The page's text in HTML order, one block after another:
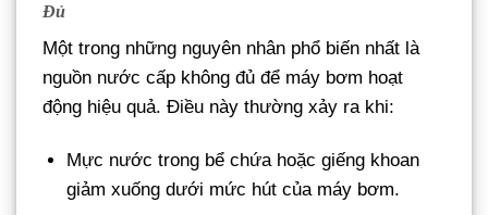
Đủ
Một trong những nguyên nhân phổ biến nhất là
nguồn nước cấp không đủ để máy bơm hoạt
động hiệu quả. Điều này thường xảy ra khi:
Mực nước trong bể chứa hoặc giếng khoan
giảm xuống dưới mức hút của máy bơm.